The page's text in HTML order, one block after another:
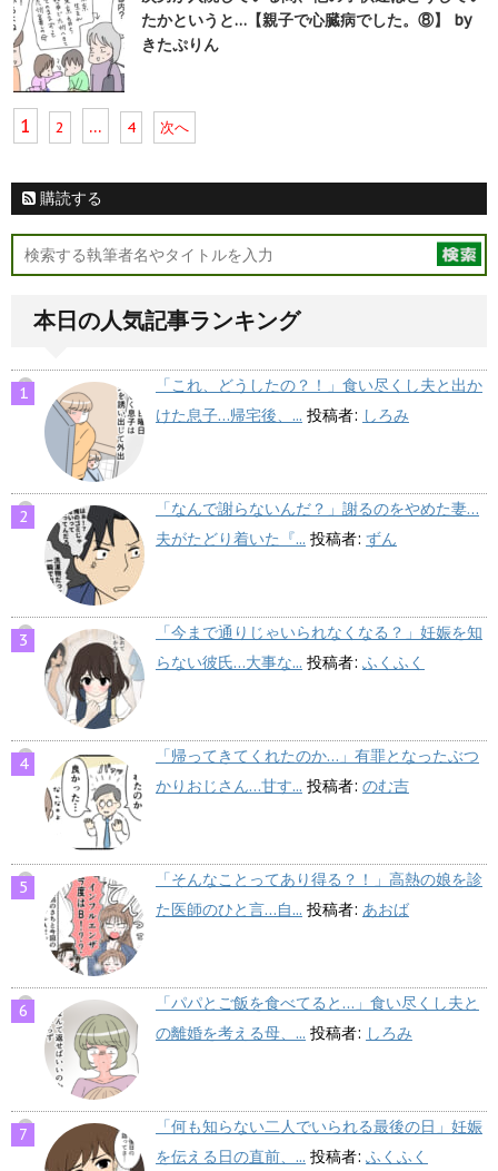
たかというと…【親子で心臓病でした。⑧】 by
きたぷりん
1 2 … 4 次へ
購読する
本日の人気記事ランキング
「これ、どうしたの？！」食い尽くし夫と出か
けた息子…帰宅後、... 投稿者: しろみ
「なんで謝らないんだ？」謝るのをやめた妻…
夫がたどり着いた『... 投稿者: ずん
「今まで通りじゃいられなくなる？」妊娠を知
らない彼氏…大事な... 投稿者: ふくふく
「帰ってきてくれたのか…」有罪となったぶつ
かりおじさん…甘す... 投稿者: のむ吉
「そんなことってあり得る？！」高熱の娘を診
た医師のひと言…自... 投稿者: あおば
「パパとご飯を食べてると…」食い尽くし夫と
の離婚を考える母、... 投稿者: しろみ
「何も知らない二人でいられる最後の日」妊娠
を伝える日の直前、... 投稿者: ふくふく